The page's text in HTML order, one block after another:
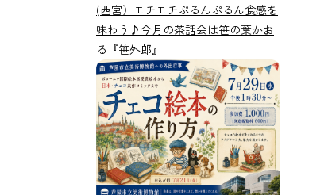
(西宮）モチモチぷるんぷるん食感を
味わう♪今月の茶話会は笹の葉かお
る『笹外郎』